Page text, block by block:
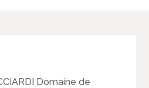
Domaine de